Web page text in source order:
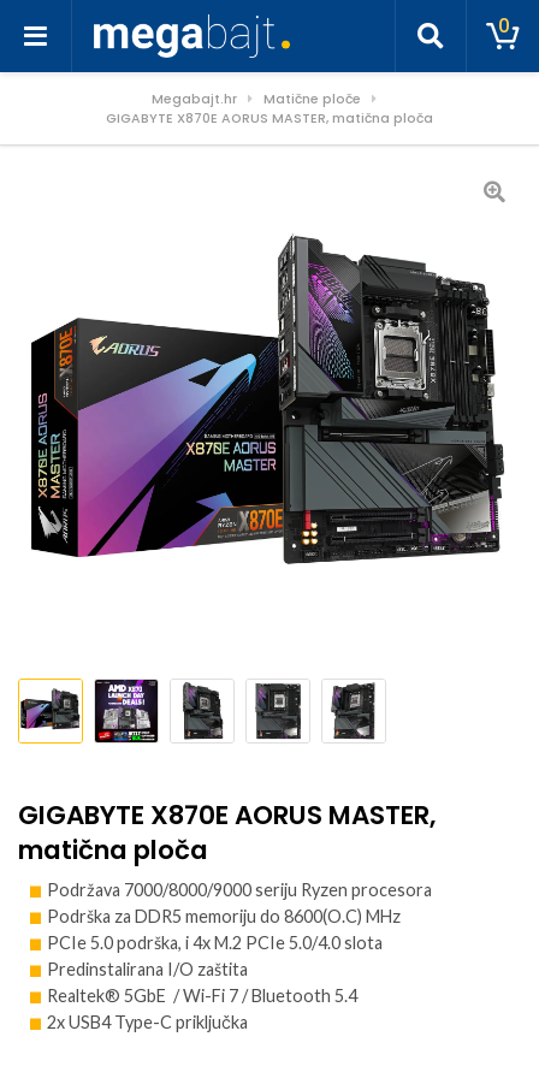
0
Megabajt.hr
Matične ploče
GIGABYTE X870E AORUS MASTER, matična ploča
GIGABYTE X870E AORUS MASTER,
matična ploča
Podržava 7000/8000/9000 seriju Ryzen procesora
Podrška za DDR5 memoriju do 8600(O.C) MHz
PCIe 5.0 podrška, i 4x M.2 PCIe 5.0/4.0 slota
Predinstalirana I/O zaštita
Realtek® 5GbE / Wi-Fi 7 / Bluetooth 5.4
2x USB4 Type-C priključka